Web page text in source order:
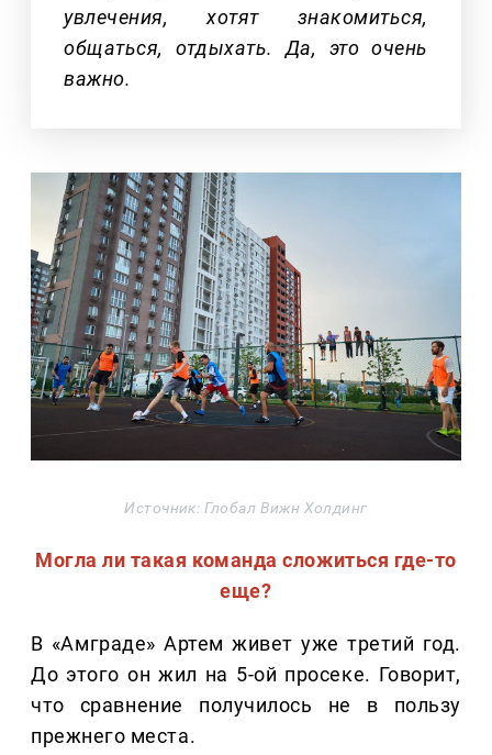
увлечения, хотят знакомиться,
общаться, отдыхать. Да, это очень
важно.
Источник: Глобал Вижн Холдинг
Могла ли такая команда сложиться где-то
еще?
В «Амграде» Артем живет уже третий год.
До этого он жил на 5-ой просеке. Говорит,
что сравнение получилось не в пользу
прежнего места.